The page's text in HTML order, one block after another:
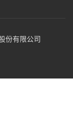
份有限公司